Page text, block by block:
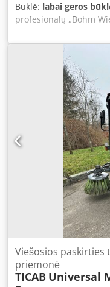
Būklė: labai geros
profesionalų „Bohm
vežimėlio-surinktuvo
1,5 m. Ši mašina
veltiniui po aeravimo
plotų, sporto
„Super 300“ modelis
didelio našumo.
„Bohm Wiedenmann
Pagaminimo metai:
Didžiausia leidžiama
ašies apkrova: 1250
kg * Didžiausias
velenas * Didelis
valdymo sistema
turi normalius
parduodama būtent
Viešosios paskirties
priemonė
TICAB Universal